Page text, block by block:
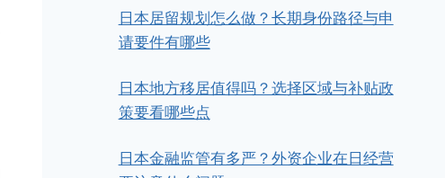
日本居留规划怎么做？长期身份路径与申
请要件有哪些
日本地方移居值得吗？选择区域与补贴政
策要看哪些点
日本金融监管有多严？外资企业在日经营